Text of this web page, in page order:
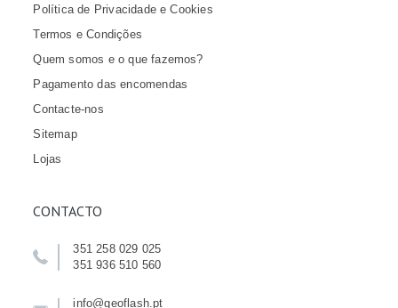
Política de Privacidade e Cookies
Termos e Condições
Quem somos e o que fazemos?
Pagamento das encomendas
Contacte-nos
Sitemap
Lojas
CONTACTO
351 258 029 025
351 936 510 560
info@geoflash.pt